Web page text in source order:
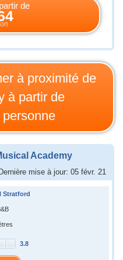
de
à proximité de
à partir de
personne
Academy
Dernière mise à jour: 05 févr. 21
Stratford
3.8